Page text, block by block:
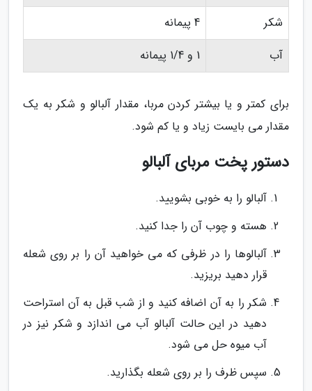
شکر
4 پیمانه
آب
1 و 1/4 پیمانه
برای کمتر و یا بیشتر کردن مربا، مقدار آلبالو و شکر به یک
مقدار می بایست زیاد و یا کم شود.
دستور پخت مربای آلبالو
آلبالو را به خوبی بشویید.
هسته و چوب آن را جدا کنید.
آلبالوها را در ظرفی که می خواهید آن را بر روی شعله
قرار دهید بریزید.
شکر را به آن اضافه کنید و از شب قبل به آن استراحت
دهید در این حالت آلبالو آب می اندازد و شکر نیز در
آب میوه حل می شود.
سپس ظرف را بر روی شعله بگذارید.